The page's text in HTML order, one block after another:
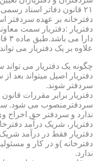
۲۱ قانون دفاتر اسناد
دفترخانه بر عهده سردفتر
دفتریار :دفتریار سمت
علاوه بر یک دفتریار می
چگونه یک دفتریار می
دفتریار اصیل میتواند بعد
سردفتر شوند.
دفتریار برابر مقررات
سردفترمنصوب می شود.
ندارد و سردفتر حق اخراج
دفتریار، شریک درآمد
دفترخانه )و در کار و
ندارد.